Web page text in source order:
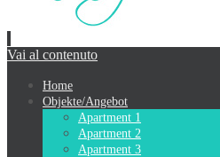
Vai al contenuto
Home
Objekte/Angebot
Apartment 1
Apartment 2
Apartment 3